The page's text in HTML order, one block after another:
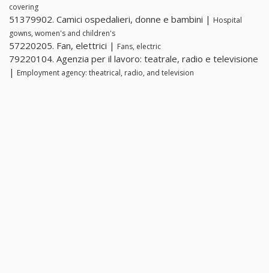
covering
51379902. Camici ospedalieri, donne e bambini | Hospital
gowns, women's and children's
57220205. Fan, elettrici | Fans, electric
79220104. Agenzia per il lavoro: teatrale, radio e televisione
| Employment agency: theatrical, radio, and television